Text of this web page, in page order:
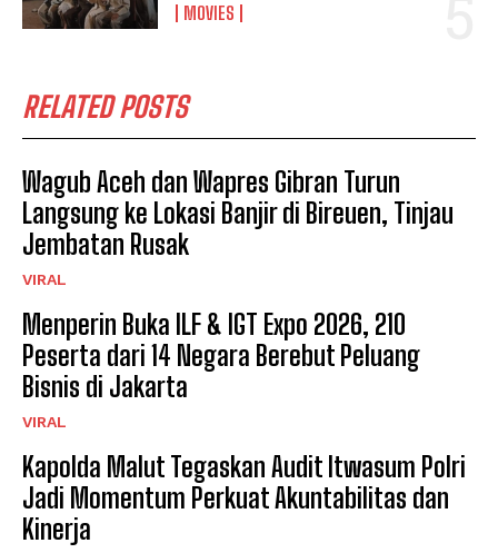
MOVIES
RELATED POSTS
Wagub Aceh dan Wapres Gibran Turun
Langsung ke Lokasi Banjir di Bireuen, Tinjau
Jembatan Rusak
VIRAL
Menperin Buka ILF & IGT Expo 2026, 210
Peserta dari 14 Negara Berebut Peluang
Bisnis di Jakarta
VIRAL
Kapolda Malut Tegaskan Audit Itwasum Polri
Jadi Momentum Perkuat Akuntabilitas dan
Kinerja